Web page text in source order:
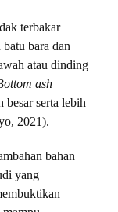
terbakar
bara dan
atau dinding
ash
serta lebih
2021).
bahan
yang